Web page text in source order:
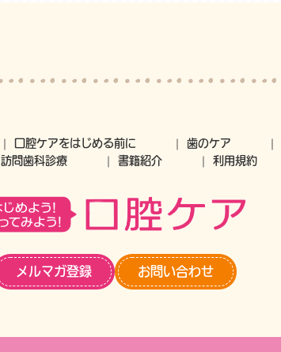
口腔ケアをはじめる前に 歯のケア
訪問歯科診療 書籍紹介 利用規約
メルマガ登録 お問い合わせ